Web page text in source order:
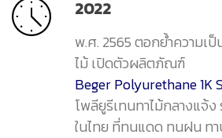
2022
พ.ศ. 2565 ตอกย้ำความเ
ไม้ เปิดตัวผลิตภัณฑ์
Beger Polyurethane 1K
โพลียูรีเทนทาไม้กลางแจ้ง
ในไทย ที่ทนแดด ทนฝน ท